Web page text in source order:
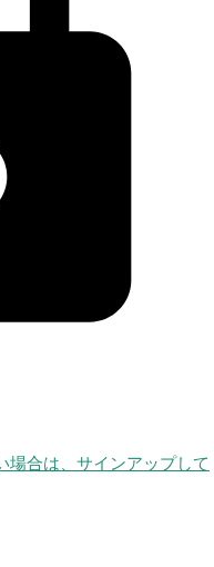
場合は、サインアップして